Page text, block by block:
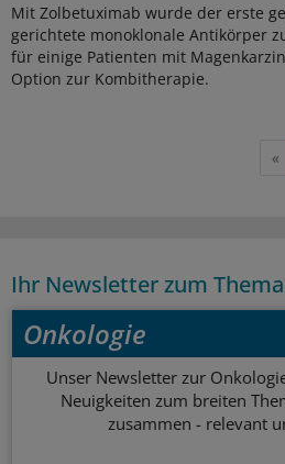
Mit Zolbetuximab wurde der erste
gerichtete monoklonale Antikörper
für einige Patienten mit
Option zur Kombitherapie.
«
Ihr Newsletter zum Thema
Onkologie
Unser Newsletter zur
Neuigkeiten zum breiten
zusammen - relevant